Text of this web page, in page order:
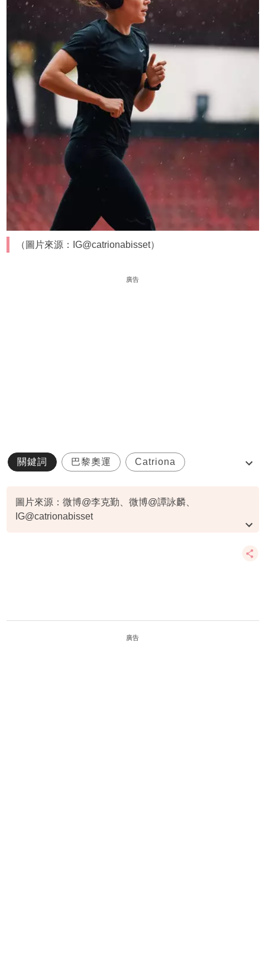
（圖片來源：IG@catrionabisset）
廣告
關鍵詞 巴黎奧運 Catriona
圖片來源：微博@李克勤、微博@譚詠麟、
IG@catrionabisset
廣告